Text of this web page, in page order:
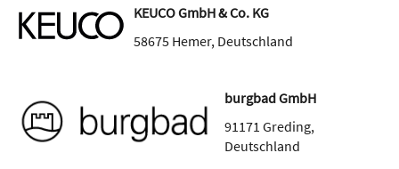
KEUCO GmbH & Co. KG
58675 Hemer, Deutschland
burgbad GmbH
91171Greding,
Deutschland